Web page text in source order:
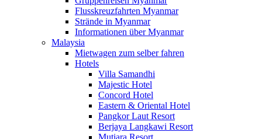
Flusskreuzfahrten Myanmar
Strände in Myanmar
Informationen über Myanmar
Malaysia
Mietwagen zum selber fahren
Hotels
Villa Samandhi
Majestic Hotel
Concord Hotel
Eastern & Oriental Hotel
Pangkor Laut Resort
Berjaya Langkawi Resort
Mutiara Resort